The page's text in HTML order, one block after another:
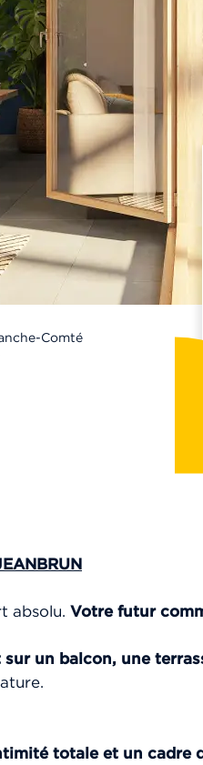
Comté
ANBRUN
absolu. Votre futur
un balcon, une
totale et un cadre